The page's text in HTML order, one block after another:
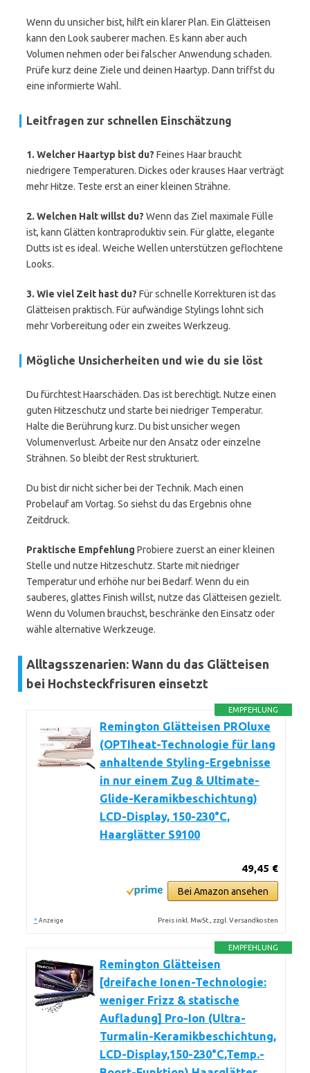
Wenn du unsicher bist, hilft ein klarer Plan. Ein Glätteisen
kann den Look sauberer machen. Es kann aber auch
Volumen nehmen oder bei falscher Anwendung schaden.
Prüfe kurz deine Ziele und deinen Haartyp. Dann triffst du
eine informierte Wahl.
Leitfragen zur schnellen Einschätzung
1. Welcher Haartyp bist du? Feines Haar braucht
niedrigere Temperaturen. Dickes oder krauses Haar verträgt
mehr Hitze. Teste erst an einer kleinen Strähne.
2. Welchen Halt willst du? Wenn das Ziel maximale Fülle
ist, kann Glätten kontraproduktiv sein. Für glatte, elegante
Dutts ist es ideal. Weiche Wellen unterstützen geflochtene
Looks.
3. Wie viel Zeit hast du? Für schnelle Korrekturen ist das
Glätteisen praktisch. Für aufwändige Stylings lohnt sich
mehr Vorbereitung oder ein zweites Werkzeug.
Mögliche Unsicherheiten und wie du sie löst
Du fürchtest Haarschäden. Das ist berechtigt. Nutze einen
guten Hitzeschutz und starte bei niedriger Temperatur.
Halte die Berührung kurz. Du bist unsicher wegen
Volumenverlust. Arbeite nur den Ansatz oder einzelne
Strähnen. So bleibt der Rest strukturiert.
Du bist dir nicht sicher bei der Technik. Mach einen
Probelauf am Vortag. So siehst du das Ergebnis ohne
Zeitdruck.
Praktische Empfehlung Probiere zuerst an einer kleinen
Stelle und nutze Hitzeschutz. Starte mit niedriger
Temperatur und erhöhe nur bei Bedarf. Wenn du ein
sauberes, glattes Finish willst, nutze das Glätteisen gezielt.
Wenn du Volumen brauchst, beschränke den Einsatz oder
wähle alternative Werkzeuge.
Alltagsszenarien: Wann du das Glätteisen
bei Hochsteckfrisuren einsetzt
EMPFEHLUNG
Remington Glätteisen PROluxe
(OPTIheat-Technologie für lang
anhaltende Styling-Ergebnisse
in nur einem Zug & Ultimate-
Glide-Keramikbeschichtung)
LCD-Display, 150-230°C,
Haarglätter S9100
49,45 €
Bei Amazon ansehen
* Anzeige Preis inkl. MwSt., zzgl. Versandkosten
EMPFEHLUNG
Remington Glätteisen
[dreifache Ionen-Technologie:
weniger Frizz & statische
Aufladung] Pro-Ion (Ultra-
Turmalin-Keramikbeschichtung,
LCD-Display,150-230°C,Temp.-